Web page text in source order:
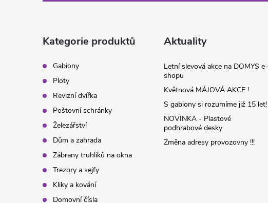
Kategorie produktů
Gabiony
Ploty
Revizní dvířka
Poštovní schránky
Železářství
Dům a zahrada
Zábrany truhlíků na okna
Trezory a sejfy
Kliky a kování
Domovní čísla
Aktuality
Letní slevová akce na DOMYS e-
shopu
Květnová MÁJOVÁ AKCE !
S gabiony si rozumíme již 15 let!
NOVINKA - Plastové
podhrabové desky
Změna adresy provozovny !!!